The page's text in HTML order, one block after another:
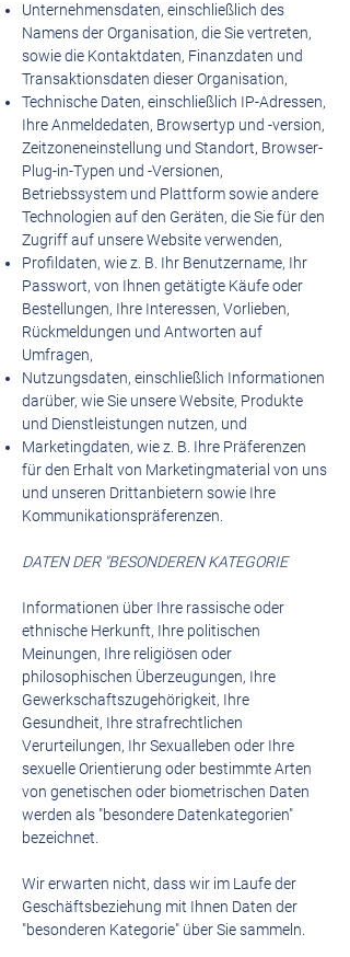
Unternehmensdaten, einschließlich des
Namens der Organisation, die Sie vertreten,
sowie die Kontaktdaten, Finanzdaten und
Transaktionsdaten dieser Organisation,
Technische Daten, einschließlich IP-Adressen,
Ihre Anmeldedaten, Browsertyp und -version,
Zeitzoneneinstellung und Standort, Browser-
Plug-in-Typen und -Versionen,
Betriebssystem und Plattform sowie andere
Technologien auf den Geräten, die Sie für den
Zugriff auf unsere Website verwenden,
Profildaten, wie z. B. Ihr Benutzername, Ihr
Passwort, von Ihnen getätigte Käufe oder
Bestellungen, Ihre Interessen, Vorlieben,
Rückmeldungen und Antworten auf
Umfragen,
Nutzungsdaten, einschließlich Informationen
darüber, wie Sie unsere Website, Produkte
und Dienstleistungen nutzen, und
Marketingdaten, wie z. B. Ihre Präferenzen
für den Erhalt von Marketingmaterial von uns
und unseren Drittanbietern sowie Ihre
Kommunikationspräferenzen.
DATEN DER "BESONDEREN KATEGORIE
Informationen über Ihre rassische oder
ethnische Herkunft, Ihre politischen
Meinungen, Ihre religiösen oder
philosophischen Überzeugungen, Ihre
Gewerkschaftszugehörigkeit, Ihre
Gesundheit, Ihre strafrechtlichen
Verurteilungen, Ihr Sexualleben oder Ihre
sexuelle Orientierung oder bestimmte Arten
von genetischen oder biometrischen Daten
werden als "besondere Datenkategorien"
bezeichnet.
Wir erwarten nicht, dass wir im Laufe der
Geschäftsbeziehung mit Ihnen Daten der
"besonderen Kategorie" über Sie sammeln.